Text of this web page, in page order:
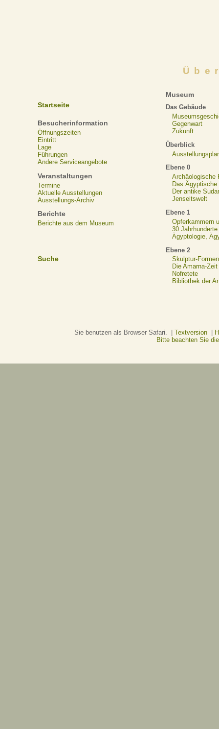
Startseite
Besucherinformation
Öffnungszeiten
Eintritt
Lage
Führungen
Andere Serviceangebote
Veranstaltungen
Termine
Aktuelle Ausstellungen
Ausstellungs-Archiv
Berichte
Berichte aus dem Museum
Suche
Museum
Das Gebäude
Gegenwart
Zukunft
Überblick
Ebene 0
Archäologische
Das Ägyptische
Der antike
Jenseitswelt
Ebene 1
Opferkammern
30
Ägyptologie,
Ebene 2
Skulptur-Formen
Die Amarna-Zeit
Nofretete
Bibliothek der
Sie benutzen als Browser Safari. | Textversion|
Bitte beachten Sie